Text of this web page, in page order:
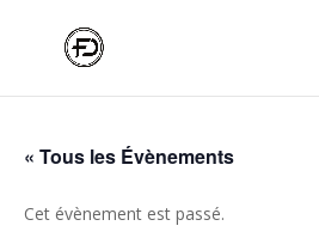
« Tous les Évènements
Cet évènement est passé.